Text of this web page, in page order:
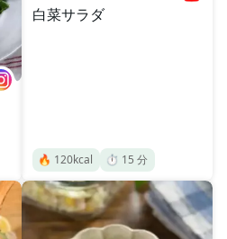
白菜サラダ
🔥 120kcal ⏱️ 15 分